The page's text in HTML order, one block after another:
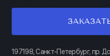
197198, Санкт-Петербург, пр.